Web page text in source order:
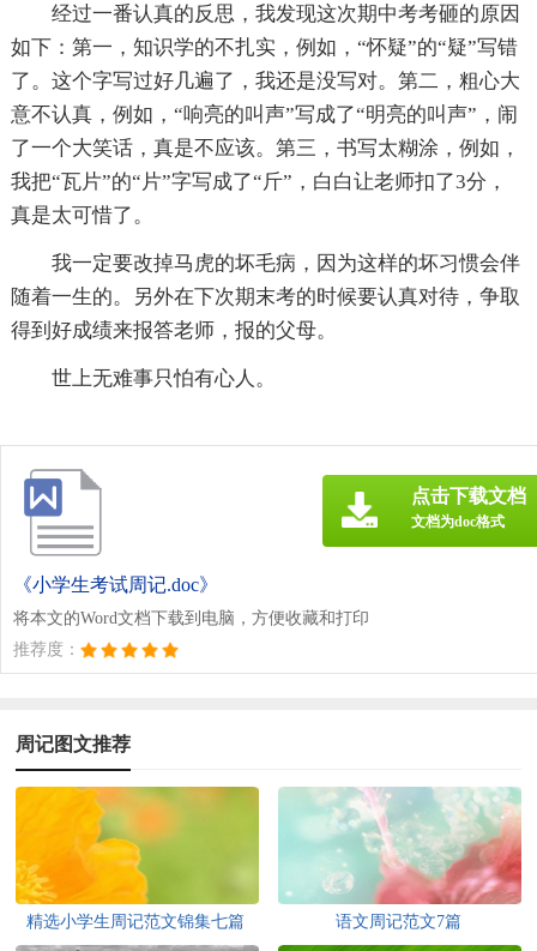
经过一番认真的反思，我发现这次期中考考砸的原因
如下：第一，知识学的不扎实，例如，“怀疑”的“疑”写错
了。这个字写过好几遍了，我还是没写对。第二，粗心大
意不认真，例如，“响亮的叫声”写成了“明亮的叫声”，闹
了一个大笑话，真是不应该。第三，书写太糊涂，例如，
我把“瓦片”的“片”字写成了“斤”，白白让老师扣了3分，
真是太可惜了。
我一定要改掉马虎的坏毛病，因为这样的坏习惯会伴
随着一生的。另外在下次期末考的时候要认真对待，争取
得到好成绩来报答老师，报的父母。
世上无难事只怕有心人。
《小学生考试周记.doc》
将本文的Word文档下载到电脑，方便收藏和打印
推荐度：
点击下载文档
文档为doc格式
周记图文推荐
精选小学生周记范文锦集七篇 语文周记范文7篇